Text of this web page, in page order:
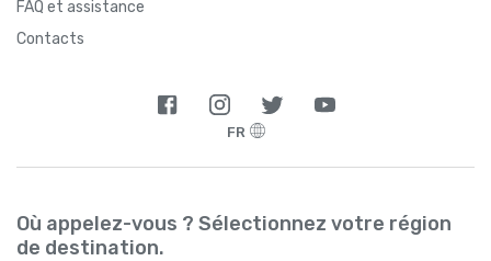
FAQ et assistance
Contacts
FR
Où appelez-vous ? Sélectionnez votre région
de destination.